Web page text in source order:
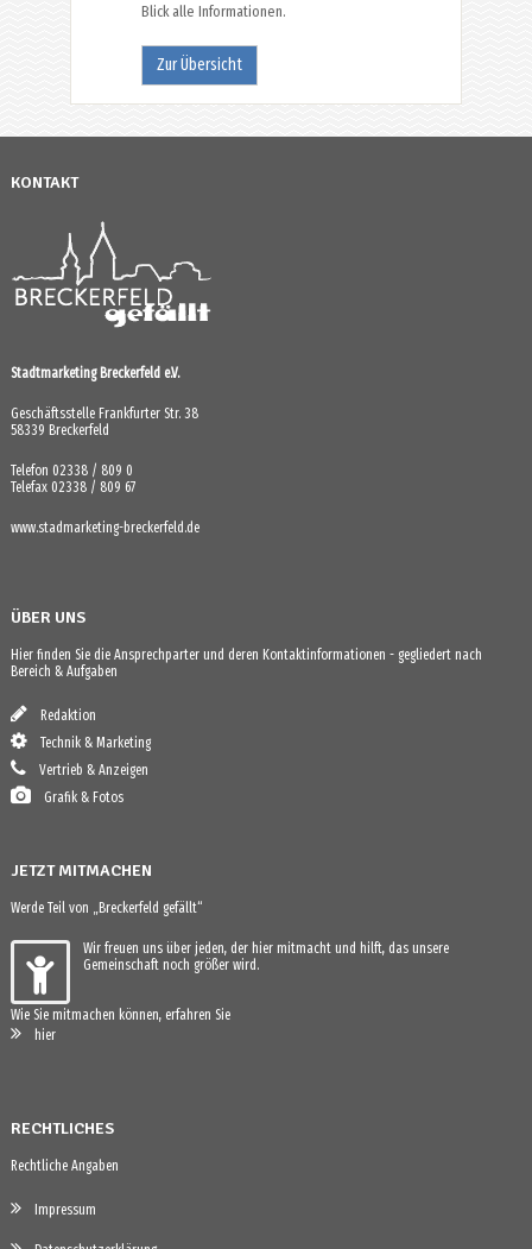
Blick alle Informationen.
Zur Übersicht
KONTAKT
Stadtmarketing Breckerfeld e.V.
Geschäftsstelle Frankfurter Str. 38
58339 Breckerfeld
Telefon 02338 / 809 0
Telefax 02338 / 809 67
www.stadmarketing-breckerfeld.de
ÜBER UNS
Hier finden Sie die Ansprechparter und deren Kontaktinformationen - gegliedert nach
Bereich & Aufgaben
Redaktion
Technik & Marketing
Vertrieb & Anzeigen
Grafik & Fotos
JETZT MITMACHEN
Werde Teil von „Breckerfeld gefällt“
Wir freuen uns über jeden, der hier mitmacht und hilft, das unsere
Gemeinschaft noch größer wird.
Wie Sie mitmachen können, erfahren Sie
hier
RECHTLICHES
Rechtliche Angaben
Impressum